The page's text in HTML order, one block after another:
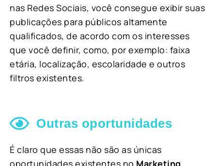
nas Redes Sociais, você consegue exibir suas
publicações para públicos altamente
qualificados, de acordo com os interesses
que você definir, como, por exemplo: faixa
etária, localização, escolaridade e outros
filtros existentes.
Outras oportunidades
É claro que essas não são as únicas
oportunidades existentes no Marketing